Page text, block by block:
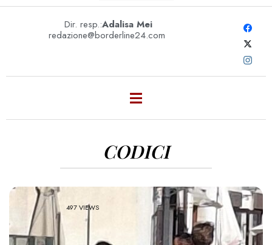
Dir. resp.:Adalisa Mei
redazione@borderline24.com
CODICI
497 VIEWS